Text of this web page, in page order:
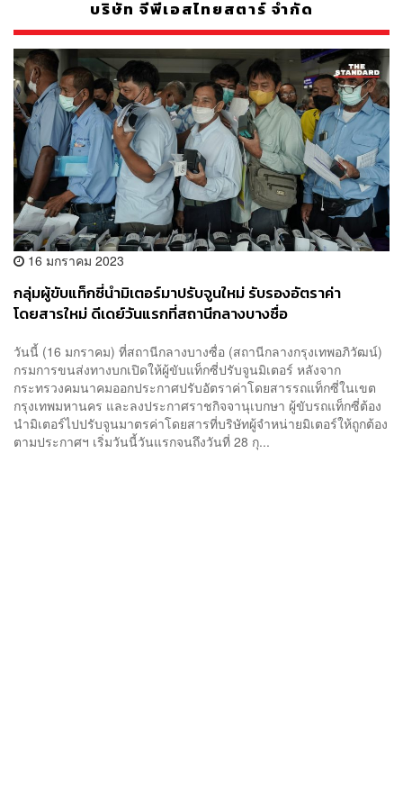
บริษัท จีพีเอสไทยสตาร์ จำกัด
16 มกราคม 2023
กลุ่มผู้ขับแท็กซี่นำมิเตอร์มาปรับจูนใหม่ รับรองอัตราค่า
โดยสารใหม่ ดีเดย์วันแรกที่สถานีกลางบางซื่อ
วันนี้ (16 มกราคม) ที่สถานีกลางบางซื่อ (สถานีกลางกรุงเทพอภิวัฒน์)
กรมการขนส่งทางบกเปิดให้ผู้ขับแท็กซี่ปรับจูนมิเตอร์ หลังจาก
กระทรวงคมนาคมออกประกาศปรับอัตราค่าโดยสารรถแท็กซี่ในเขต
กรุงเทพมหานคร และลงประกาศราชกิจจานุเบกษา ผู้ขับรถแท็กซี่ต้อง
นำมิเตอร์ไปปรับจูนมาตรค่าโดยสารที่บริษัทผู้จำหน่ายมิเตอร์ให้ถูกต้อง
ตามประกาศฯ เริ่มวันนี้วันแรกจนถึงวันที่ 28 กุ...